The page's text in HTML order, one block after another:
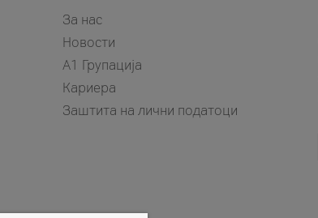
За нас
Новости
А1 Групација
Кариера
Заштита на лични податоци